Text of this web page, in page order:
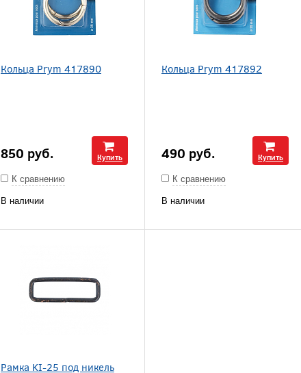
Кольца Prym 417890
850 руб. Купить
К сравнению
В наличии
Кольца Prym 417892
490 руб. Купить
К сравнению
В наличии
Рамка KI-25 под никель